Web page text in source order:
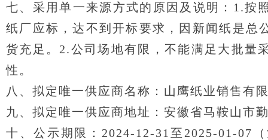
七、采用单一来源方式的原因及说明：1.按
纸厂应标，达不到开标要求，因新闻纸是总
货充足。2.公司场地有限，不能满足大批量
性。
八、拟定唯一供应商名称：山鹰纸业销售有
九、拟定唯一供应商地址：安徽省马鞍山市
十、公示期限：2024-12-31至2025-01-07